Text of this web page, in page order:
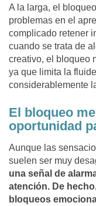
A la larga, el
problemas en el
complicado retener
cuando se trata de
creativo, el bloqueo
ya que limita la
considerablemente
El bloqueo
oportunidad
Aunque las
suelen ser muy
una señal de
atención. De
bloqueos